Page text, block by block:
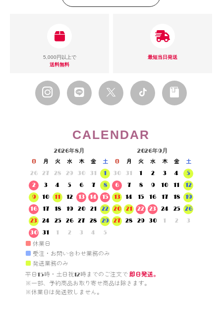
5,000円以上で
送料無料
最短当日発送
CALENDAR
2026年8月
日 月 火 水 木 金
土
26
27 28 29 30 31
1
2
3 4 5 6 7
8
9
10 11 12 13 14
15
16
17 18 19 20 21
22
23
24 25 26 27 28
29
30
31 1 2 3 4 5
2026年9月
日 月 火 水 木 金
土
30
31 1 2 3 4
5
6
7 8 9 10 11
12
13
14 15 16 17 18
19
20
21 22 23 24 25
26
27
28 29 30 1 2 3
■ 休業日
■ 受注・お問い合わせ業務のみ
■ 発送業務のみ
平日15時・土日祝12時までのご注文で 即日発送。
※一部、予約商品お取り寄せ商品は除きます。
※休業日は発送致しません。